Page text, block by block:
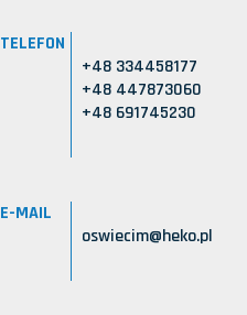
TELEFON
+48 334458177
+48 447873060
+48 691745230
E-MAIL
oswiecim@heko.pl